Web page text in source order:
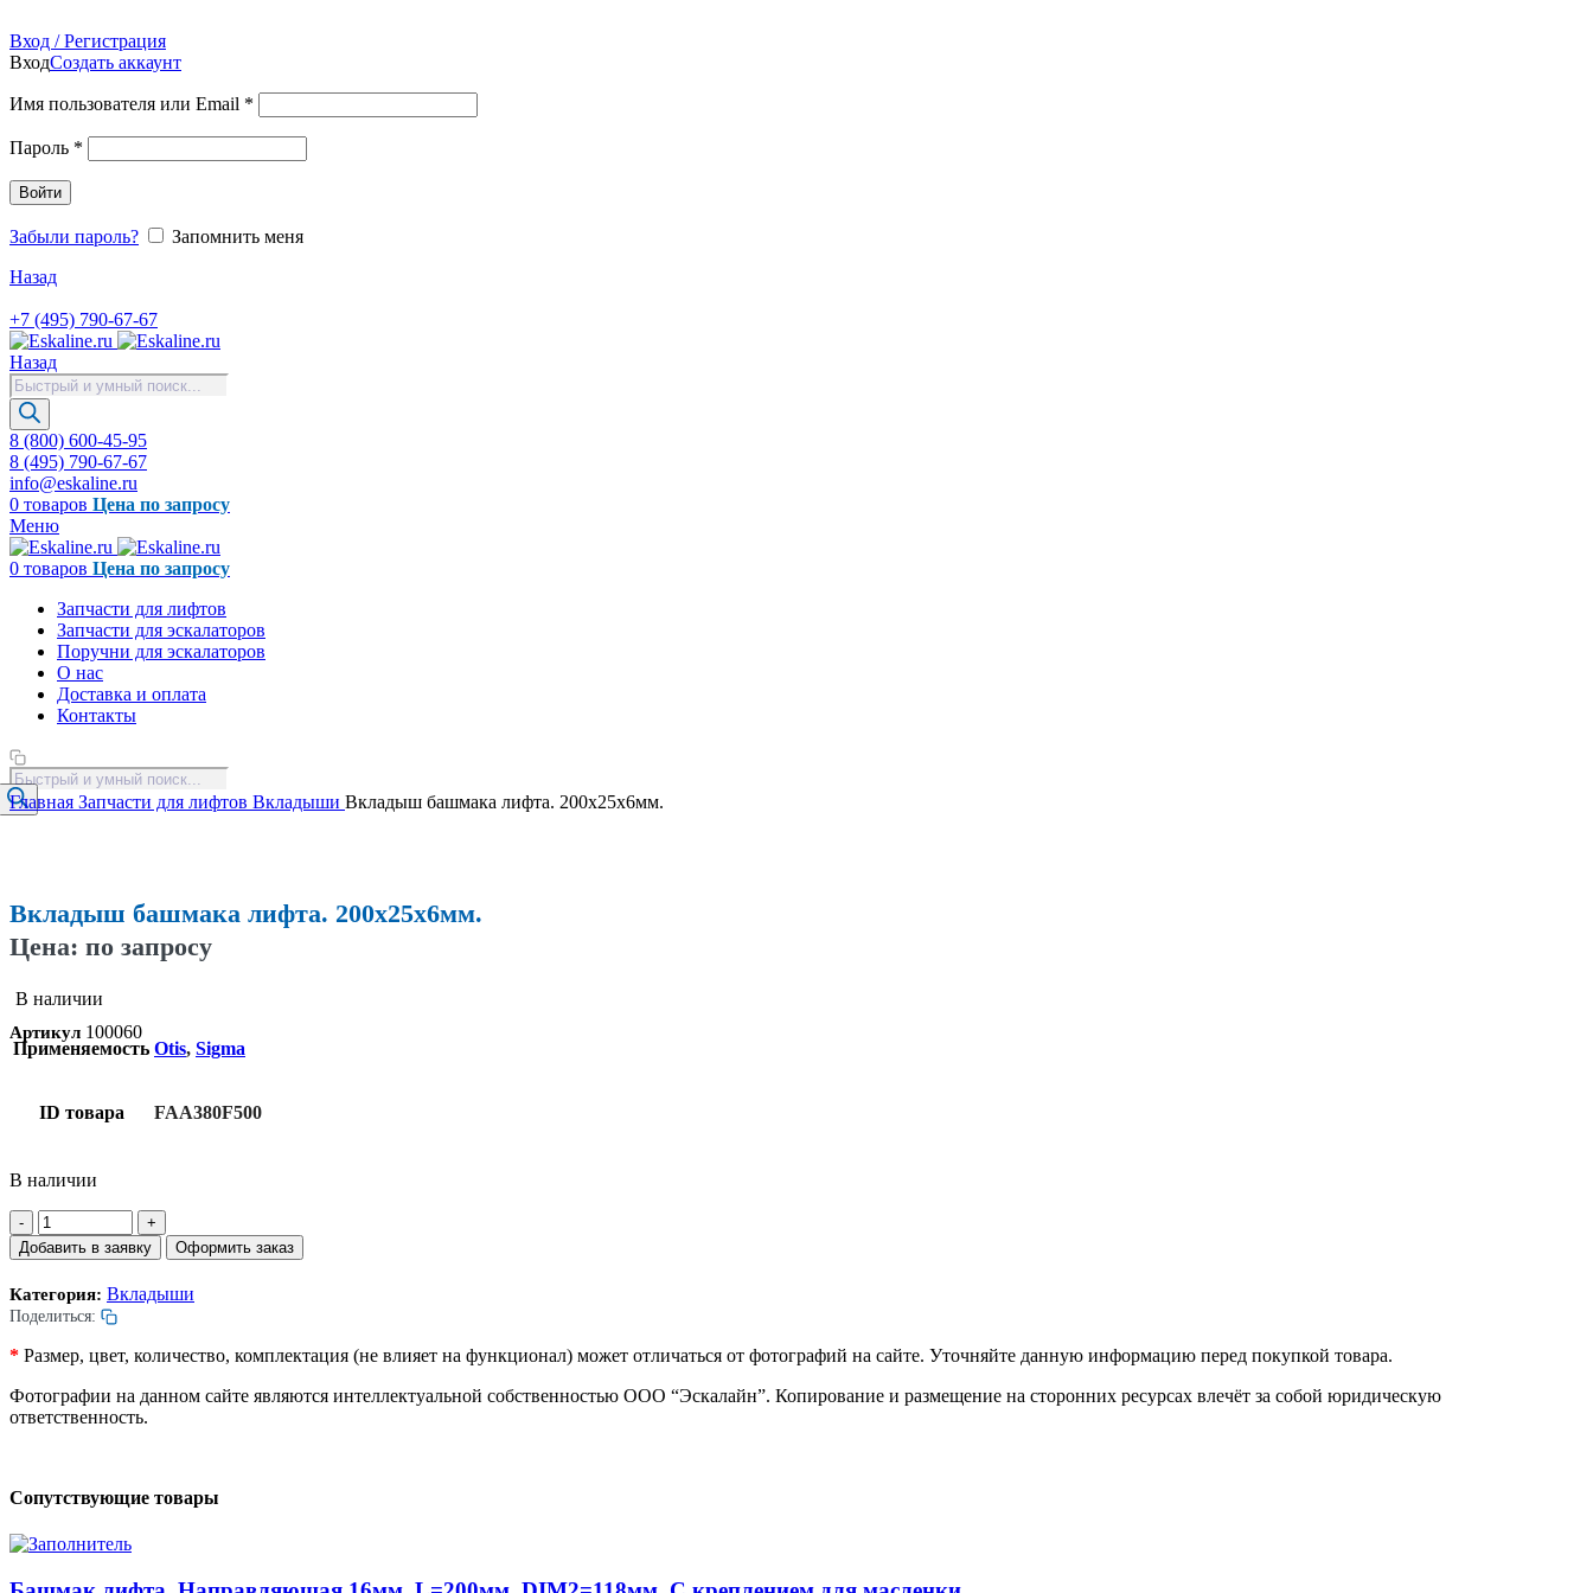
Вход / Регистрация
ВходСоздать аккаунт
Имя пользователя или Email *
Пароль *
Войти
Забыли пароль?
Запомнить меня
Назад
+7 (495) 790-67-67
Назад
Поиск
товаров
8 (800) 600-45-95
8 (495) 790-67-67
info@eskaline.ru
0 товаров Цена по запросу
Меню
0 товаров Цена по запросу
Запчасти для лифтов
Запчасти для эскалаторов
Поручни для эскалаторов
О нас
Доставка и оплата
Контакты
Поиск
товаров
Главная Запчасти для лифтов Вкладыши Вкладыш башмака лифта. 200х25х6мм.
Вкладыш башмака лифта. 200х25х6мм.
Цена: по запросу
В наличии
Артикул 100060
Применяемость Otis, Sigma
ID товара FAA380F500
В наличии
Количество
товара
Вкладыш
лифта.
200х25х6мм.
Добавить в заявку Оформить заказ
Категория: Вкладыши
Поделиться:
* Размер, цвет, количество, комплектация (не влияет на функционал) может отличаться от фотографий на сайте. Уточняйте данную информацию перед покупкой товара.
Фотографии на данном сайте являются интеллектуальной собственностью ООО “Эскалайн”. Копирование и размещение на сторонних ресурсах влечёт за собой юридическую
ответственность.
Сопутствующие товары